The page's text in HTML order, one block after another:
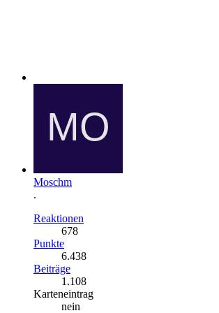
Moschm
.
Reaktionen
678
Punkte
6.438
Beiträge
1.108
Karteneintrag
nein